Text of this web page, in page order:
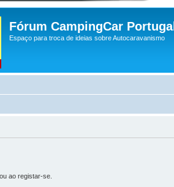
Fórum CampingCar Portugal
Espaço para troca de ideias sobre Autocaravanismo
ao registar-se.